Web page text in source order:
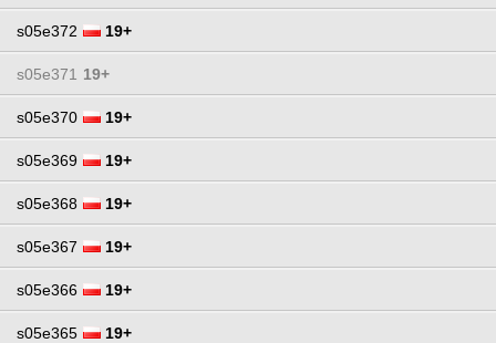
s05e372 19+
s05e371 19+
s05e370 19+
s05e369 19+
s05e368 19+
s05e367 19+
s05e366 19+
s05e365 19+